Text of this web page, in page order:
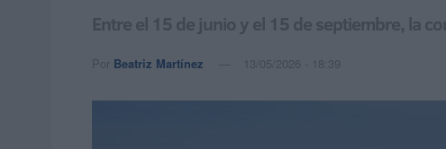
Entre el 15 de junio y el 15 de septiembre, la
Por Beatriz Martínez 13/05/2026 - 18:39